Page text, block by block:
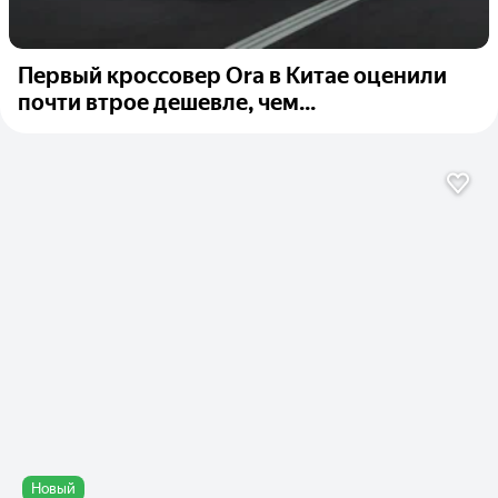
Первый кроссовер Ora в Китае оценили
почти втрое дешевле, чем...
Новый